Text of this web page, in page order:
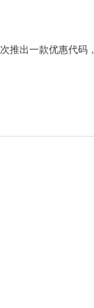
推出一款优惠代码